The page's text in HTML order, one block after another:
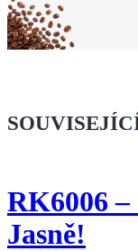
Koupit tričko
RK6006
Jasně!